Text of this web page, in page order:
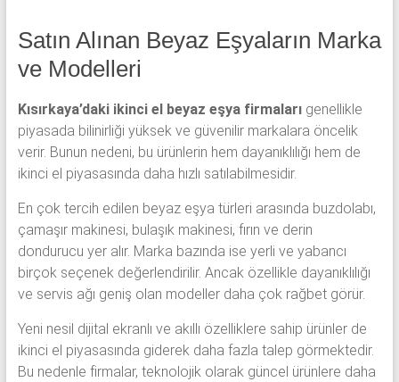
Satın Alınan Beyaz Eşyaların Marka
ve Modelleri
Kısırkaya’daki ikinci el beyaz eşya firmalarıgenellikle
piyasada bilinirliği yüksek ve güvenilir markalara öncelik
verir. Bunun nedeni, bu ürünlerin hem dayanıklılığı hem de
ikinci el piyasasında daha hızlı satılabilmesidir.
En çok tercih edilen beyaz eşya türleri arasında buzdolabı,
çamaşır makinesi, bulaşık makinesi, fırın ve derin
dondurucu yer alır. Marka bazında ise yerli ve yabancı
birçok seçenek değerlendirilir. Ancak özellikle dayanıklılığı
ve servis ağı geniş olan modeller daha çok rağbet görür.
Yeni nesil dijital ekranlı ve akıllı özelliklere sahip ürünler de
ikinci el piyasasında giderek daha fazla talep görmektedir.
Bu nedenle firmalar, teknolojik olarak güncel ürünlere daha